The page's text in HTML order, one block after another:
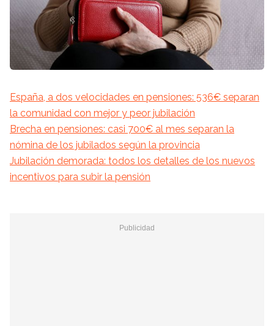
España, a dos velocidades en pensiones: 536€ separan
la comunidad con mejor y peor jubilación
Brecha en pensiones: casi 700€ al mes separan la
nómina de los jubilados según la provincia
Jubilación demorada: todos los detalles de los nuevos
incentivos para subir la pensión